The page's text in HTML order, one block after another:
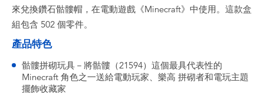
來兌換鑽石骷髏帽，在電動遊戲《Minecraft》中使用。這款盒
組包含 502 個零件。
產品特色
骷髏拼砌玩具－將骷髏（21594）這個最具代表性的
Minecraft 角色之一送給電動玩家、樂高 拼砌者和電玩主題
擺飾收藏家